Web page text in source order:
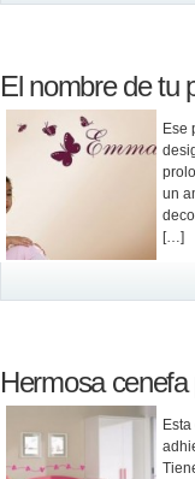
El nombre de tu
Ese
un
[…]
Hermosa